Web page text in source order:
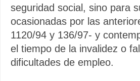
seguridad social, sino para
ocasionadas por las
1120/94 y 136/97- y
el tiempo de la invalidez o
dificultades de empleo.